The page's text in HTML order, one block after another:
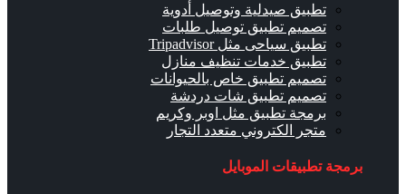
تطبيق صيدلية وتوصيل أدوية
تصميم تطبيق توصيل طلبات
تطبيق سياحى مثل Tripadvisor
تطبيق خدمات تنظيف منازل
تصميم تطبيق خاص بالحيوانات
تصميم تطبيق شات دردشة
برمجة تطبيق مثل اوبر وكريم
متجر الكتروني متعدد التجار
برمجة تطبيقات الموبايل